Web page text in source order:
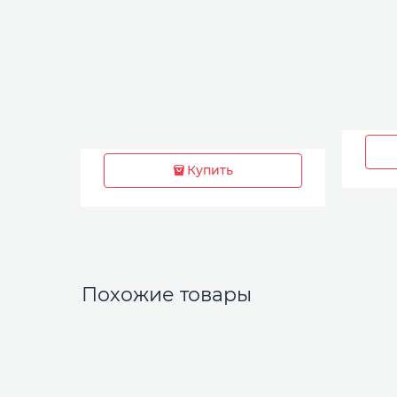
Купить
Похожие товары